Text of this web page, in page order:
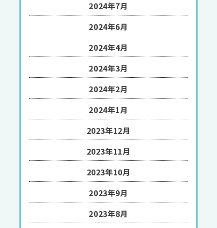
2024年7月
2024年6月
2024年4月
2024年3月
2024年2月
2024年1月
2023年12月
2023年11月
2023年10月
2023年9月
2023年8月